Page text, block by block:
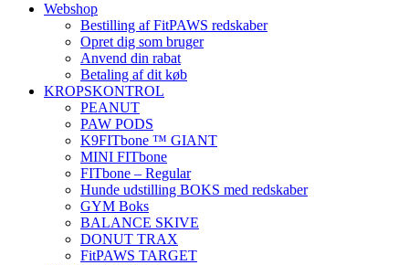
Webshop
Bestilling af FitPAWS redskaber
Opret dig som bruger
Anvend din rabat
Betaling af dit køb
KROPSKONTROL
PEANUT
PAW PODS
K9FITbone ™ GIANT
MINI FITbone
FITbone – Regular
Hunde udstilling BOKS med redskaber
GYM Boks
BALANCE SKIVE
DONUT TRAX
FitPAWS TARGET